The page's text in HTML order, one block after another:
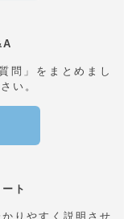
問」をまとめまし
い。
ト
りやすく説明させ